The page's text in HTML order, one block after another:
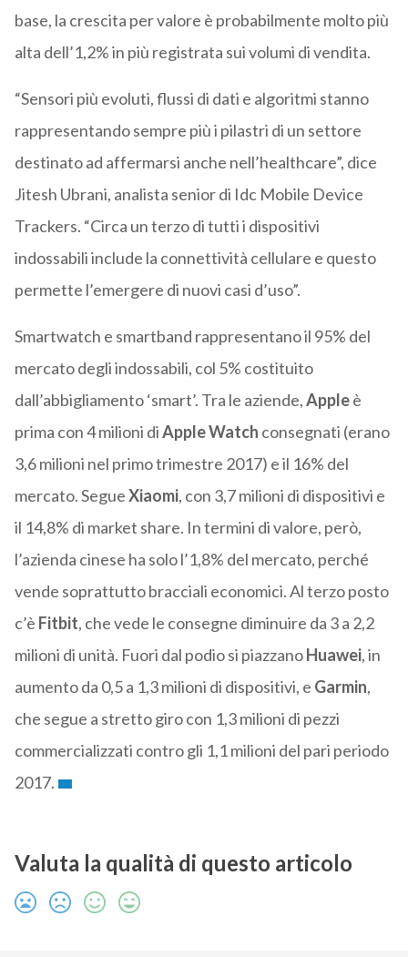
base, la crescita per valore è probabilmente molto più
alta dell’1,2% in più registrata sui volumi di vendita.
“Sensori più evoluti, flussi di dati e algoritmi stanno
rappresentando sempre più i pilastri di un settore
destinato ad affermarsi anche nell’healthcare”, dice
Jitesh Ubrani, analista senior di Idc Mobile Device
Trackers. “Circa un terzo di tutti i dispositivi
indossabili include la connettività cellulare e questo
permette l’emergere di nuovi casi d’uso”.
Smartwatch e smartband rappresentano il 95% del
mercato degli indossabili, col 5% costituito
dall’abbigliamento ‘smart’. Tra le aziende,Appleè
prima con 4 milioni diAppleWatch consegnati (erano
3,6 milioni nel primo trimestre 2017) e il 16% del
mercato. SegueXiaomi, con 3,7 milioni di dispositivi e
il 14,8% di market share. In termini di valore, però,
l’azienda cinese ha solo l’1,8% del mercato, perché
vende soprattutto bracciali economici. Al terzo posto
c’è Fitbit, che vede le consegne diminuire da 3 a 2,2
milioni di unità. Fuori dal podio si piazzanoHuawei, in
aumento da 0,5 a 1,3 milioni di dispositivi, e Garmin,
che segue a stretto giro con 1,3 milioni di pezzi
commercializzati contro gli 1,1 milioni del pari periodo
2017.
Valuta la qualità di questo articolo